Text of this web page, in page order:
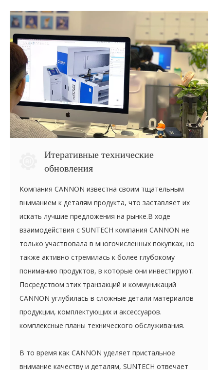
Итеративные технические
обновления
Компания CANNON известна своим тщательным
вниманием к деталям продукта, что заставляет их
искать лучшие предложения на рынке.В ходе
взаимодействия с SUNTECH компания CANNON не
только участвовала в многочисленных покупках, но
также активно стремилась к более глубокому
пониманию продуктов, в которые они инвестируют.
Посредством этих транзакций и коммуникаций
CANNON углубилась в сложные детали материалов
продукции, комплектующих и аксессуаров.
комплексные планы технического обслуживания.
В то время как CANNON уделяет пристальное
внимание качеству и деталям, SUNTECH отвечает